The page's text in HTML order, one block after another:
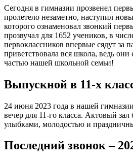
Сегодня в гимназии прозвенел
пролетело незаметно, наступил
которого ознаменовал звонкий
прозвучал для 1652 учеников, в
первоклассников впервые сядут за
приветствовала вся школа, ведь они
частью нашей школьной семьи!
Выпускной в 11-х
24 июня 2023 года в нашей
вечер для 11-го класса. Актовый
улыбками, молодостью и
Последний звонок –